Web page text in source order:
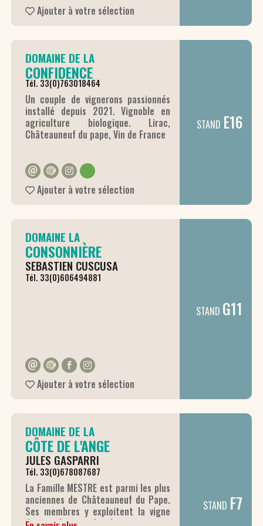
domaine à déguster sans faute.
Ajouter à votre sélection
DOMAINE DE LA
CONFIDENCE
Tél. 33(0)763018464
Un couple de vignerons passionnés
installé depuis 2021. Vignoble en
agriculture biologique. Lirac,
Châteauneuf du pape, Vin de France
Ajouter à votre sélection
STAND E16
DOMAINE LA
CONSONNIÈRE
SEBASTIEN CUSCUSA
Tél. 33(0)606494881
Ajouter à votre sélection
STAND G11
DOMAINE DE LA
CÔTE DE L'ANGE
JULES GASPARRI
Tél. 33(0)678087687
La Famille MESTRE est parmi les plus
anciennes de Châteauneuf du Pape.
Ses membres y exploitent la vigne
STAND F7